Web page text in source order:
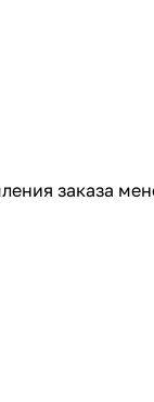
заказа